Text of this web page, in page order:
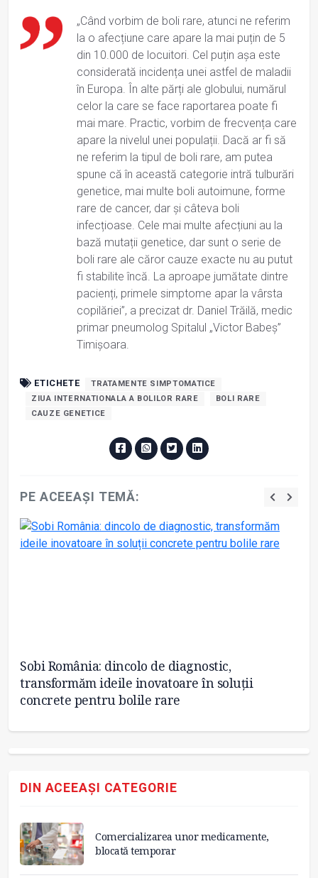
„Când vorbim de boli rare, atunci ne referim
la o afecțiune care apare la mai puțin de 5
din 10.000 de locuitori. Cel puțin așa este
considerată incidența unei astfel de maladii
în Europa. În alte părți ale globului, numărul
celor la care se face raportarea poate fi
mai mare. Practic, vorbim de frecvența care
apare la nivelul unei populații. Dacă ar fi să
ne referim la tipul de boli rare, am putea
spune că în această categorie intră tulburări
genetice, mai multe boli autoimune, forme
rare de cancer, dar și câteva boli
infecțioase. Cele mai multe afecțiuni au la
bază mutații genetice, dar sunt o serie de
boli rare ale căror cauze exacte nu au putut
fi stabilite încă. La aproape jumătate dintre
pacienți, primele simptome apar la vârsta
copilăriei”, a precizat dr. Daniel Trăilă, medic
primar pneumolog Spitalul „Victor Babeș”
Timișoara.
ETICHETE
TRATAMENTE SIMPTOMATICE
ZIUA INTERNATIONALA A BOLILOR RARE
BOLI RARE
CAUZE GENETICE
PE ACEEAȘI TEMĂ:
Sobi România: dincolo de diagnostic,
transformăm ideile inovatoare în soluții
concrete pentru bolile rare
DIN ACEEAȘI CATEGORIE
Comercializarea unor medicamente,
blocată temporar